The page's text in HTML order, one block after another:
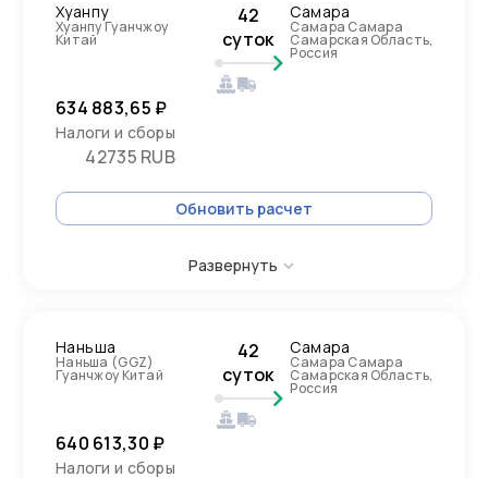
Хуанпу
Хуанпу Гуанчжоу
Китай
42
суток
Самара
Самара Самара
Самарская Область,
Россия
634 883,65 ₽
Налоги и сборы
42735 RUB
Обновить расчет
Развернуть
Наньша
Наньша (GGZ)
Гуанчжоу Китай
42
суток
Самара
Самара Самара
Самарская Область,
Россия
640 613,30 ₽
Налоги и сборы